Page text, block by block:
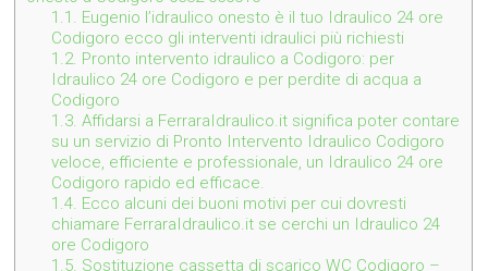
1.1. Eugenio l’idraulico onesto è il tuo Idraulico 24 ore
Codigoro ecco gli interventi idraulici più richiesti
1.2. Pronto intervento idraulico a Codigoro: per
Idraulico 24 ore Codigoro e per perdite di acqua a
Codigoro
1.3. Affidarsi a FerraraIdraulico.it significa poter contare
su un servizio di Pronto Intervento Idraulico Codigoro
veloce, efficiente e professionale, un Idraulico 24 ore
Codigoro rapido ed efficace.
1.4. Ecco alcuni dei buoni motivi per cui dovresti
chiamare FerraraIdraulico.it se cerchi un Idraulico 24
ore Codigoro
1.5. Sostituzione cassetta di scarico WC Codigoro –